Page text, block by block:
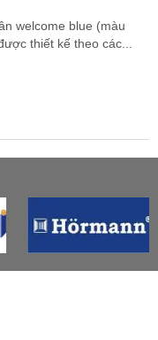
welcome blue (màu
thiết kế theo các...